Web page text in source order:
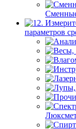
параметров